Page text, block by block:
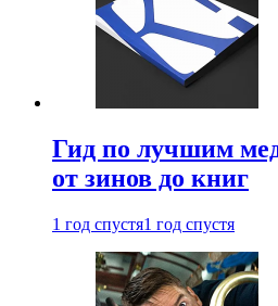
Гид по лучшим
от зинов до книг
1 год спустя1 год спустя